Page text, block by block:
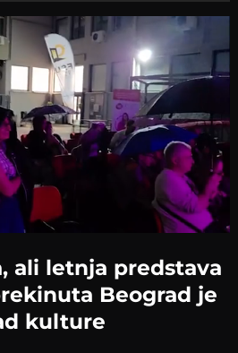
ali letnja predstava
Beograd je
kulture